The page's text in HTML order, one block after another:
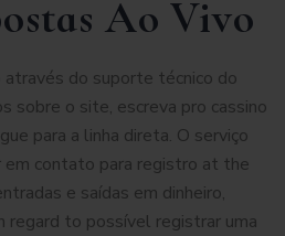
Ao Vivo
do suporte técnico do
sobre o site, escreva pro cassino
para a linha direta. O serviço
contato para registro at the
e saídas em dinheiro,
regard to possível registrar uma